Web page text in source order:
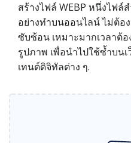
สร้างไฟล์ WEBP หนึ่งไฟล์
อย่างทำบนออนไลน์ ไม่ต้อ
ซับซ้อน เหมาะมากเวลาต้อ
รูปภาพ เพื่อนำไปใช้ซ้ำบน
เทนต์ดิจิทัลต่าง ๆ.